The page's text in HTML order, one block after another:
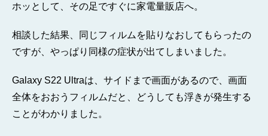
ホッとして、その足ですぐに家電量販店へ。
相談した結果、同じフィルムを貼りなおしてもらったの
ですが、やっぱり同様の症状が出てしまいました。
Galaxy S22 Ultraは、サイドまで画面があるので、画面
全体をおおうフィルムだと、どうしても浮きが発生する
ことがわかりました。